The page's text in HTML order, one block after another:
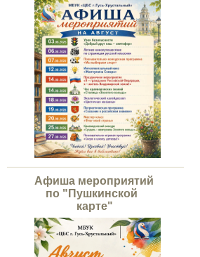
Афиша мероприятий
по "Пушкинской
карте"